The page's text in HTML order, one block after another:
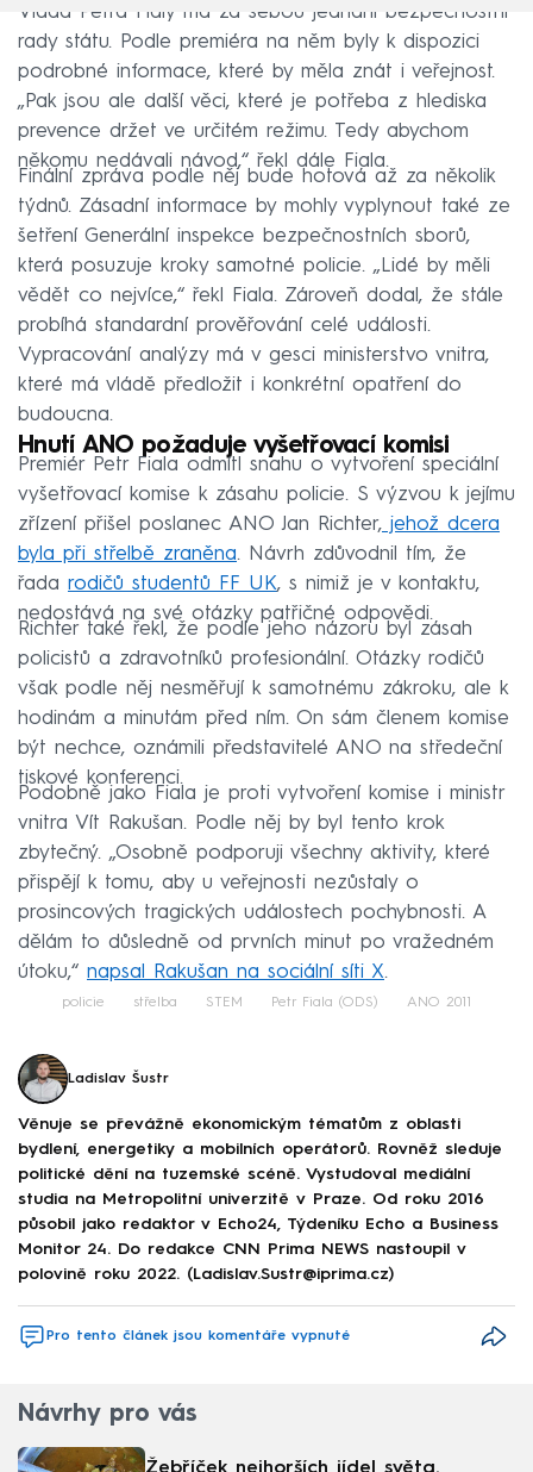
Vláda Petra Fialy má za sebou jednání bezpečnostní
rady státu. Podle premiéra na něm byly k dispozici
podrobné informace, které by měla znát i veřejnost.
„Pak jsou ale další věci, které je potřeba z hlediska
prevence držet ve určitém režimu. Tedy abychom
někomu nedávali návod,“ řekl dále Fiala.
Finální zpráva podle něj bude hotová až za několik
týdnů. Zásadní informace by mohly vyplynout také ze
šetření Generální inspekce bezpečnostních sborů,
která posuzuje kroky samotné policie. „Lidé by měli
vědět co nejvíce,“ řekl Fiala. Zároveň dodal, že stále
probíhá standardní prověřování celé události.
Vypracování analýzy má v gesci ministerstvo vnitra,
které má vládě předložit i konkrétní opatření do
budoucna.
Hnutí ANO požaduje vyšetřovací komisi
Premiér Petr Fiala odmítl snahu o vytvoření speciální
vyšetřovací komise k zásahu policie. S výzvou k jejímu
zřízení přišel poslanec ANO Jan Richter, jehož dcera
byla při střelbě zraněna. Návrh zdůvodnil tím, že
řada rodičů studentů FF UK, s nimiž je v kontaktu,
nedostává na své otázky patřičné odpovědi.
Richter také řekl, že podle jeho názoru byl zásah
policistů a zdravotníků profesionální. Otázky rodičů
však podle něj nesměřují k samotnému zákroku, ale k
hodinám a minutám před ním. On sám členem komise
být nechce, oznámili představitelé ANO na středeční
tiskové konferenci.
Podobně jako Fiala je proti vytvoření komise i ministr
vnitra Vít Rakušan. Podle něj by byl tento krok
zbytečný. „Osobně podporuji všechny aktivity, které
přispějí k tomu, aby u veřejnosti nezůstaly o
prosincových tragických událostech pochybnosti. A
dělám to důsledně od prvních minut po vražedném
útoku,“ napsal Rakušan na sociální síti X.
policie střelba STEM Petr Fiala (ODS) ANO 2011
Ladislav Šustr
Věnuje se převážně ekonomickým tématům z oblasti
bydlení, energetiky a mobilních operátorů. Rovněž sleduje
politické dění na tuzemské scéně. Vystudoval mediální
studia na Metropolitní univerzitě v Praze. Od roku 2016
působil jako redaktor v Echo24, Týdeníku Echo a Business
Monitor 24. Do redakce CNN Prima NEWS nastoupil v
polovině roku 2022. (Ladislav.Sustr@iprima.cz)
Pro tento článek jsou komentáře vypnuté
Návrhy pro vás